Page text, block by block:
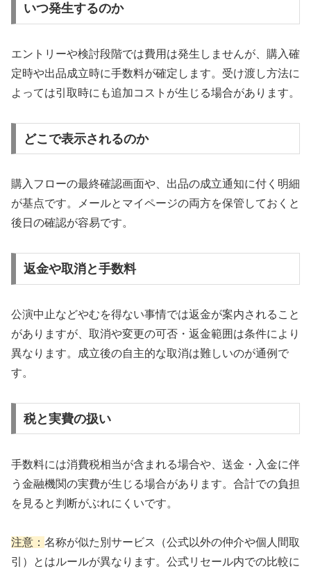
いつ発生するのか
エントリーや検討段階では費用は発生しませんが、購入確
定時や出品成立時に手数料が確定します。受け渡し方法に
よっては引取時にも追加コストが生じる場合があります。
どこで表示されるのか
購入フローの最終確認画面や、出品の成立通知に付く明細
が基点です。メールとマイページの両方を保管しておくと
後日の確認が容易です。
返金や取消と手数料
公演中止などやむを得ない事情では返金が案内されること
がありますが、取消や変更の可否・返金範囲は条件により
異なります。成立後の自主的な取消は難しいのが通例で
す。
税と実費の扱い
手数料には消費税相当が含まれる場合や、送金・入金に伴
う金融機関の実費が生じる場合があります。合計での負担
を見ると判断がぶれにくいです。
注意： 名称が似た別サービス（公式以外の仲介や個人間取
引）とはルールが異なります。公式リセール内での比較に